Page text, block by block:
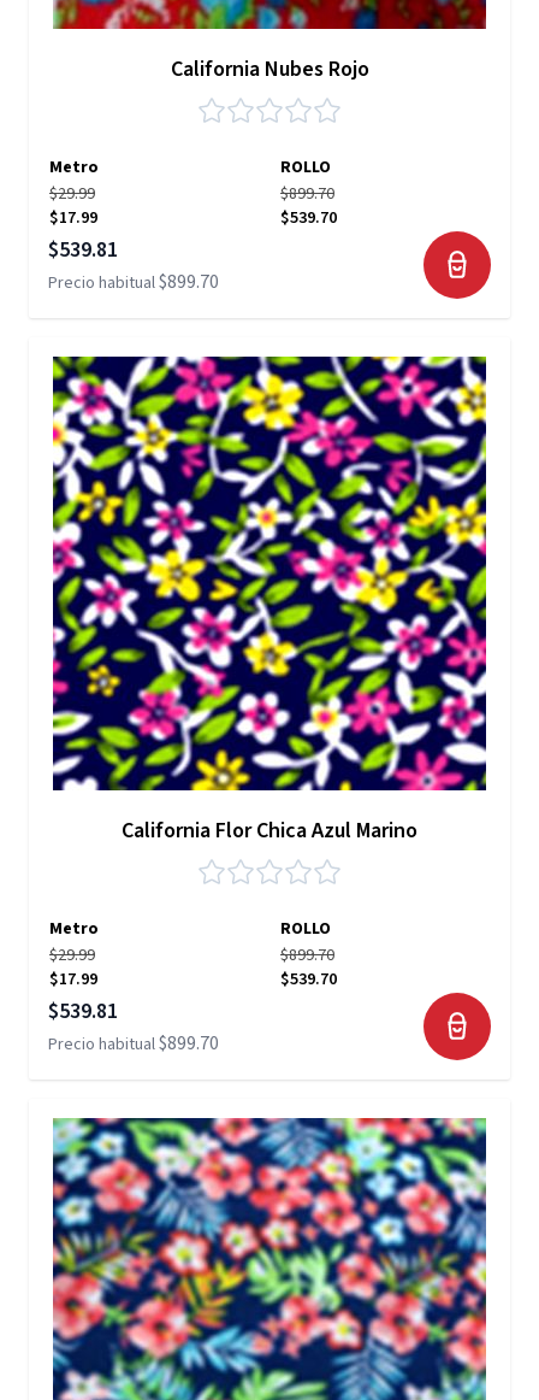
California Nubes Rojo
Metro
ROLLO
$29.99
$17.99
$899.70
$539.70
Precio especial
$539.81
Precio habitual$899.70
California Flor Chica Azul Marino
Metro
ROLLO
$29.99
$17.99
$899.70
$539.70
Precio especial
$539.81
Precio habitual$899.70